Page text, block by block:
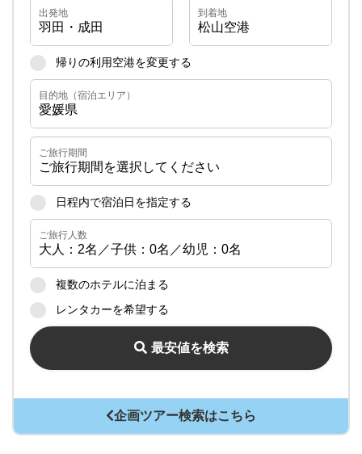
営業時間
月～金曜日 10:00～17:00
帰りの利用空港を変更する
日程内で宿泊日を指定する
複数のホテルに泊まる
レンタカーを希望する
最安値を検索
企画ツアー検索はこちら